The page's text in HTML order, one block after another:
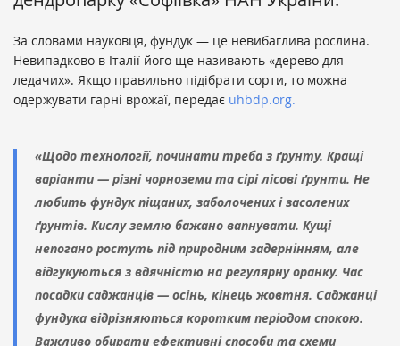
За словами науковця, фундук — це невибаглива рослина.
Невипадково в Італії його ще називають «дерево для
ледачих». Якщо правильно підібрати сорти, то можна
одержувати гарні врожаї, передає uhbdp.org.
«Щодо технології, починати треба з ґрунту. Кращі
варіанти — різні чорноземи та сірі лісові ґрунти. Не
любить фундук піщаних, заболочених і засолених
ґрунтів. Кислу землю бажано вапнувати. Кущі
непогано ростуть під природним задернінням, але
відгукуються з вдячністю на регулярну оранку. Час
посадки саджанців — осінь, кінець жовтня. Саджанці
фундука відрізняються коротким періодом спокою.
Важливо обирати ефективні способи та схеми